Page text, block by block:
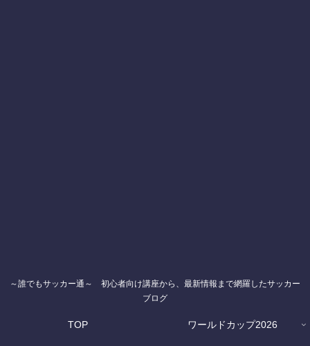
～誰でもサッカー通～ 初心者向け講座から、最新情報まで網羅したサッカー
ブログ
TOP ワールドカップ2026